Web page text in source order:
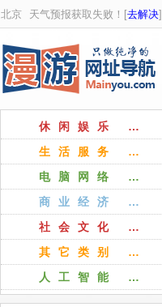
北京 天气预报获取失败！[去解决]
休闲娱乐 …
生活服务 …
电脑网络 …
商业经济 …
社会文化 …
其它类别 …
人工智能 …